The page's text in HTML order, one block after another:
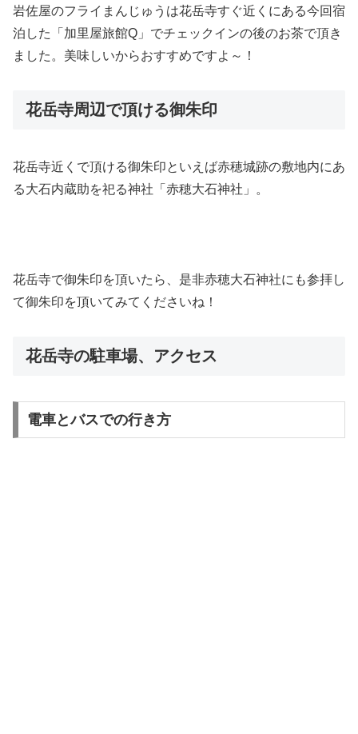
岩佐屋のフライまんじゅうは花岳寺すぐ近くにある今回宿
泊した「加里屋旅館Q」でチェックインの後のお茶で頂き
ました。美味しいからおすすめですよ～！
花岳寺周辺で頂ける御朱印
花岳寺近くで頂ける御朱印といえば赤穂城跡の敷地内にあ
る大石内蔵助を祀る神社「赤穂大石神社」。
花岳寺で御朱印を頂いたら、是非赤穂大石神社にも参拝し
て御朱印を頂いてみてくださいね！
花岳寺の駐車場、アクセス
電車とバスでの行き方